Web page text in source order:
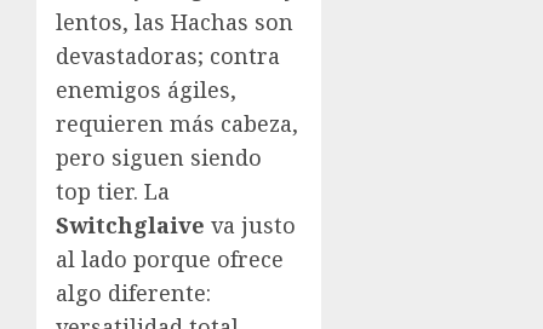
lentos, las Hachas son
devastadoras; contra
enemigos ágiles,
requieren más cabeza,
pero siguen siendo
top tier. La
Switchglaive va justo
al lado porque ofrece
algo diferente: